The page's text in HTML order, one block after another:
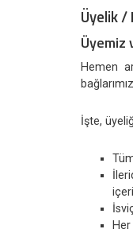
Üyelik /
Üyemiz
Hemen
İşte,